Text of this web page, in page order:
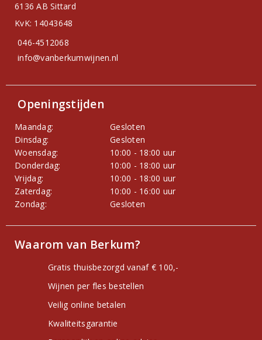
6136 AB Sittard
KvK: 14043648
046-4512068
info@vanberkumwijnen.nl
Openingstijden
Maandag:
Gesloten
Dinsdag:
Gesloten
Woensdag:
10:00 - 18:00 uur
Donderdag:
10:00 - 18:00 uur
Vrijdag:
10:00 - 18:00 uur
Zaterdag:
10:00 - 16:00 uur
Zondag:
Gesloten
Waarom van Berkum?
Gratis thuisbezorgd vanaf € 100,-
Wijnen per fles bestellen
Veilig online betalen
Kwaliteitsgarantie